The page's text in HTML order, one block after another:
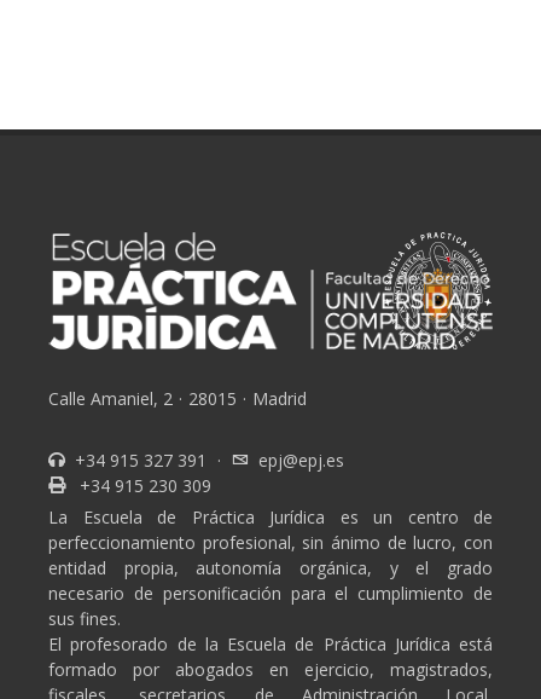
Calle Amaniel, 2 · 28015 · Madrid
+34 915 327 391 ·
epj@epj.es
+34 915 230 309
La Escuela de Práctica Jurídica es un centro de
perfeccionamiento profesional, sin ánimo de lucro, con
entidad propia, autonomía orgánica, y el grado
necesario de personificación para el cumplimiento de
sus fines.
El profesorado de la Escuela de Práctica Jurídica está
formado por abogados en ejercicio, magistrados,